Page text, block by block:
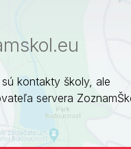
kontakty školy, ale
servera